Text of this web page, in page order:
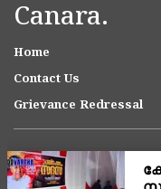
Canara.
Home
Contact Us
Grievance Redressal